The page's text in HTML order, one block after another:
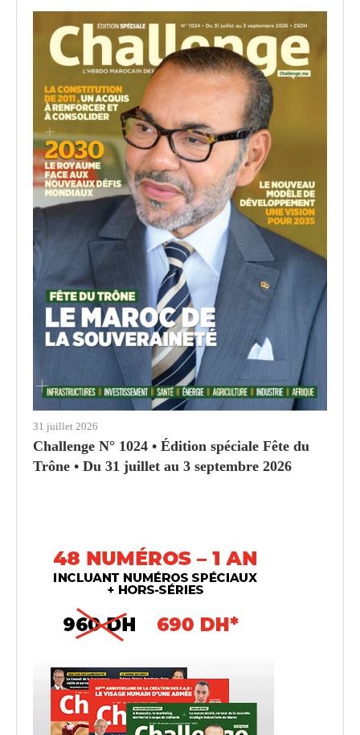
31 juillet 2026
Challenge N° 1024 • Édition spéciale Fête du
Trône • Du 31 juillet au 3 septembre 2026